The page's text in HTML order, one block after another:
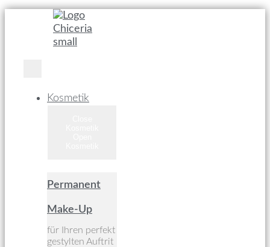
Kosmetik
Permanent
Make-Up
für Ihren perfekt
gestylten Auftrit